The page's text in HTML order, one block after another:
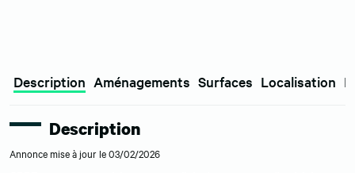
Description Aménagements Surfaces Localisation
Description
Annonce mise à jour le 03/02/2026